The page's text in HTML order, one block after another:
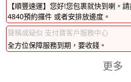
【順豐速運】您好!您包裹就快到喇。
4840預約攞件 或者安排放邊度。
聲稱或疑似 支付寶客戶服務中心
全方位保障服務到期，要收錢。
更多